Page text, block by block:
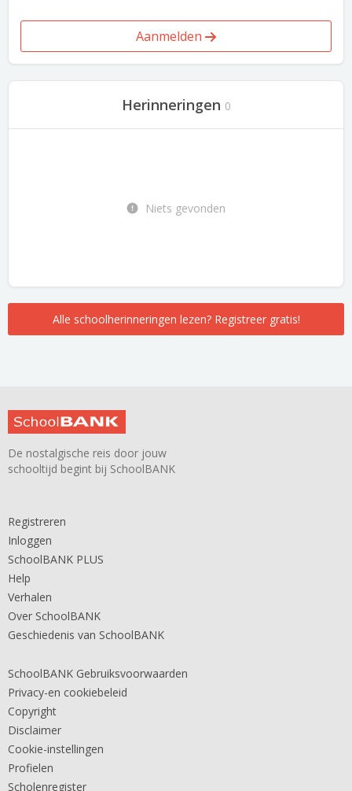
Aanmelden
Herinneringen 0
Niets gevonden
Alle schoolherinneringen lezen? Registreer gratis!
De nostalgische reis door jouw
schooltijd begint bij SchoolBANK
Registreren
Inloggen
SchoolBANK PLUS
Help
Verhalen
Over SchoolBANK
Geschiedenis van SchoolBANK
SchoolBANK Gebruiksvoorwaarden
Privacy-en cookiebeleid
Copyright
Disclaimer
Cookie-instellingen
Profielen
Scholenregister